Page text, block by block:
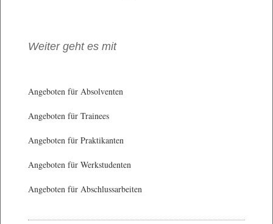
Weiter geht es mit
Angeboten für Absolventen
Angeboten für Trainees
Angeboten für Praktikanten
Angeboten für Werkstudenten
Angeboten für Abschlussarbeiten